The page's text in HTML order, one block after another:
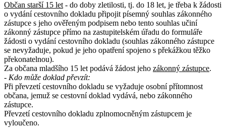
Občan starší 15 let - do doby zletilosti, tj. do 18 let, je třeba k žádosti
o vydání cestovního dokladu připojit písemný souhlas zákonného
zástupce s jeho ověřeným podpisem nebo tento souhlas učiní
zákonný zástupce přímo na zastupitelském úřadu do formuláře
žádosti o vydání cestovního dokladu (souhlas zákonného zástupce
se nevyžaduje, pokud je jeho opatření spojeno s překážkou těžko
překonatelnou).
Za občana mladšího 15 let podává žádost jeho zákonný zástupce.
- Kdo může doklad převzít:
Při převzetí cestovního dokladu se vyžaduje osobní přítomnost
občana, jemuž se cestovní doklad vydává, nebo zákonného
zástupce.
Převzetí cestovního dokladu zplnomocněným zástupcem je
vyloučeno.